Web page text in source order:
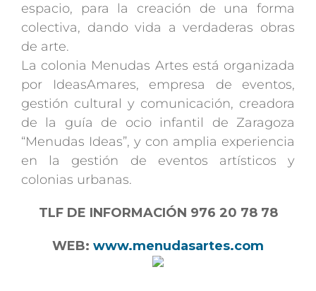
espacio, para la creación de una forma
colectiva, dando vida a verdaderas obras
de arte.
La colonia Menudas Artes está organizada
por IdeasAmares, empresa de eventos,
gestión cultural y comunicación, creadora
de la guía de ocio infantil de Zaragoza
“Menudas Ideas”, y con amplia experiencia
en la gestión de eventos artísticos y
colonias urbanas.
TLF DE INFORMACIÓN 976 20 78 78
WEB: www.menudasartes.com